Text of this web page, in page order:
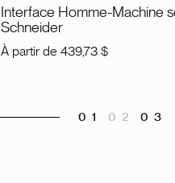
Interface Homme-Machine
Schneider
À partir de 439,73 $
01 02 03